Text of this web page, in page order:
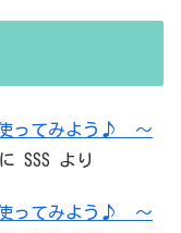
シンプルだった
使ってみよう♪ ～
SSS より
使ってみよう♪ ～